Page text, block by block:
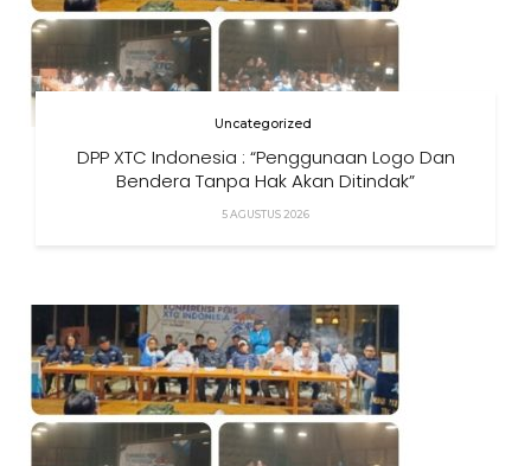
Uncategorized
DPP XTC Indonesia : “Penggunaan Logo Dan
Bendera Tanpa Hak Akan Ditindak”
5 AGUSTUS 2026